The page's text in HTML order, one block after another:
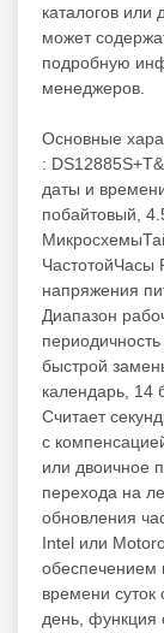
каталогов или
может
подробную
менеджеров.
Основные
:
даты и
побайтовый,
ЧастотойЧасы
напряжения
Диапазон
быстрой
календарь, 14
Считает
с
или двоичное
перехода на
обновления
Intel или
обеспечением
времени суток
день,